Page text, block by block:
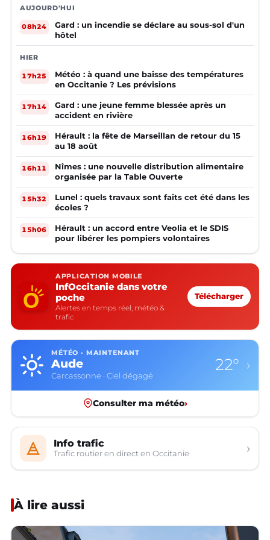
AUJOURD'HUI
08h24
Gard : un incendie se déclare au sous-sol d'un
hôtel
HIER
17h25
Météo : à quand une baisse des températures
en Occitanie ? Les prévisions
17h14
Gard : une jeune femme blessée après un
accident en rivière
16h19
Hérault : la fête de Marseillan de retour du 15
au 18 août
16h11
Nîmes : une nouvelle distribution alimentaire
organisée par la Table Ouverte
15h32
Lunel : quels travaux sont faits cet été dans les
écoles ?
15h06
Hérault : un accord entre Veolia et le SDIS
pour libérer les pompiers volontaires
APPLICATION MOBILE
InfOccitanie dans votre
poche
Alertes en temps réel, météo &
trafic
Télécharger
MÉTÉO · MAINTENANT
Aude
Carcassonne · Ciel dégagé
22° ›
Consulter ma météo›
Info trafic
Trafic routier en direct en Occitanie ›
À lire aussi